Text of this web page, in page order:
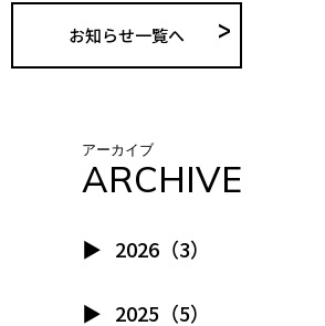
お知らせ一覧へ
アーカイブ
ARCHIVE
2026（3）
2025（5）